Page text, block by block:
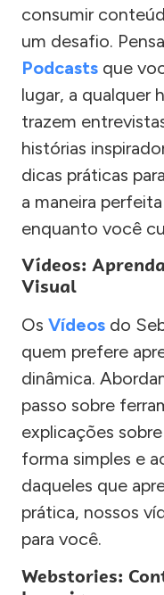
consumir
um desafio.
Podcasts que
lugar, a qualquer
trazem
histórias
dicas práticas
a maneira
enquanto você
Vídeos:
Visual
Os Vídeos do
quem prefere
dinâmica.
passo sobre
explicações
forma simples e
daqueles que
prática, nossos
para você.
Webstories: